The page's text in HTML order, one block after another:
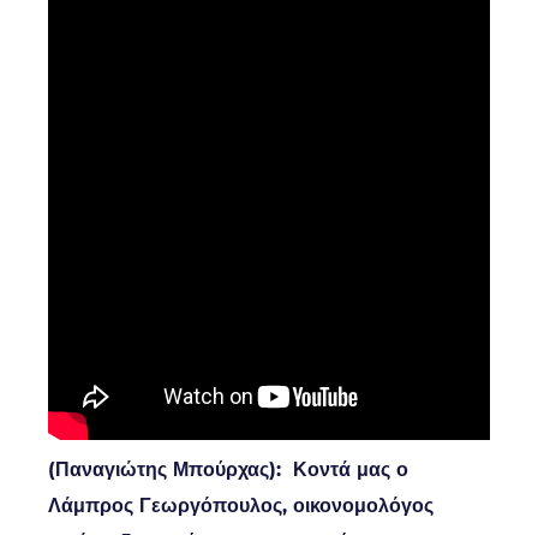
(Παναγιώτης Μπούρχας): Κοντά μας ο
Λάμπρος Γεωργόπουλος, οικονομολόγος